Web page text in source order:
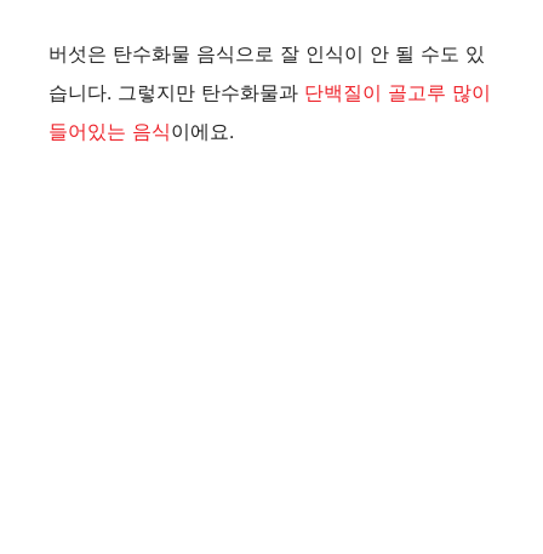
버섯은 탄수화물 음식으로 잘 인식이 안 될 수도 있
습니다. 그렇지만 탄수화물과 단백질이 골고루 많이
들어있는 음식이에요.